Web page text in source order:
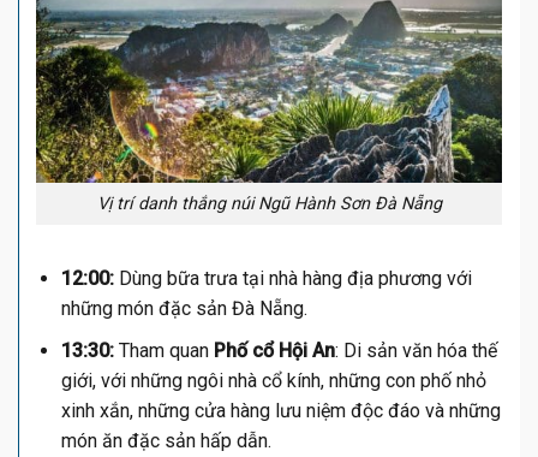
Vị trí danh thắng núi Ngũ Hành Sơn Đà Nẵng
12:00:Dùng bữa trưa tại nhà hàng địa phương với
những món đặc sản Đà Nẵng.
13:30:Tham quan Phố cổ Hội An: Di sản văn hóa thế
giới, với những ngôi nhà cổ kính, những con phố nhỏ
xinh xắn, những cửa hàng lưu niệm độc đáo và những
món ăn đặc sản hấp dẫn.